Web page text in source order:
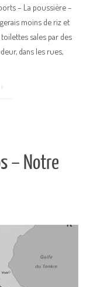
– La poussière –
moins de riz et
sales par des
dans les rues,
– Notre